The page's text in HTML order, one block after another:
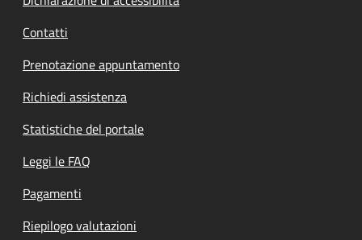
Contatti
Prenotazione appuntamento
Richiedi assistenza
Statistiche del portale
Leggi le FAQ
Pagamenti
Riepilogo valutazioni